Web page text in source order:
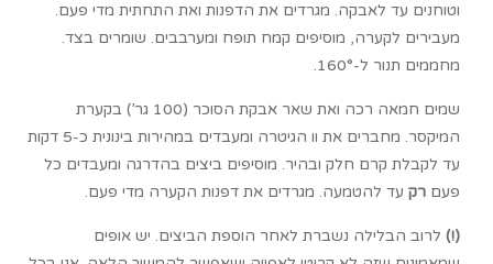
וטוחנים עד לאבקה. מגרדים את הדפנות ואת התחתית מדי פעם.
מעבירים לקערה, מוסיפים קמח תופח ומערבבים. שומרים בצד.
מחממים תנור ל-160°.
שמים חמאה רכה ואת שאר אבקת הסוכר (100 גר’) בקערת
המיקסר. מחברים את וו הגיטרה ומעבדים במהירות בינונית כ-5 דקות
עד לקבלת קרם חלק ובהיר. מוסיפים ביצים בהדרגה ומעבדים כל
פעםרק עד להטמעה. מגרדים את דפנות הקערה מדי פעם.
(!) לרוב הבלילה נשברת לאחר הוספת הביצים. יש אופים